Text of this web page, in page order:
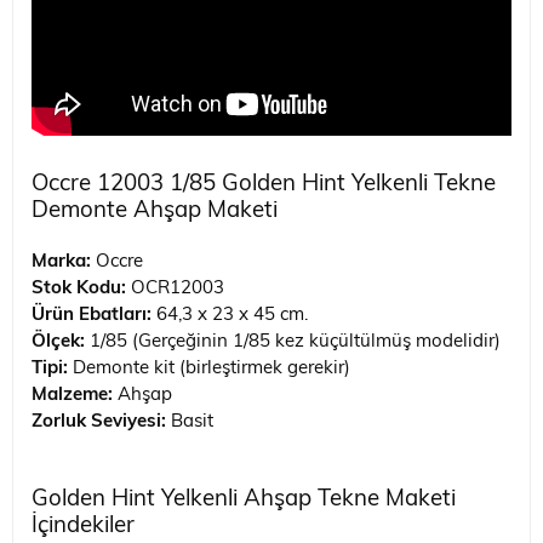
Occre 12003 1/85 Golden Hint Yelkenli Tekne
Demonte Ahşap Maketi
Marka: Occre
Stok Kodu: OCR12003
Ürün Ebatları: ‎64,3 x 23 x 45 cm.
Ölçek: 1/85 (Gerçeğinin 1/85 kez küçültülmüş modelidir)
Tipi: Demonte kit (birleştirmek gerekir)
Malzeme: Ahşap
Zorluk Seviyesi: Basit
Golden Hint Yelkenli Ahşap Tekne Maketi
İçindekiler